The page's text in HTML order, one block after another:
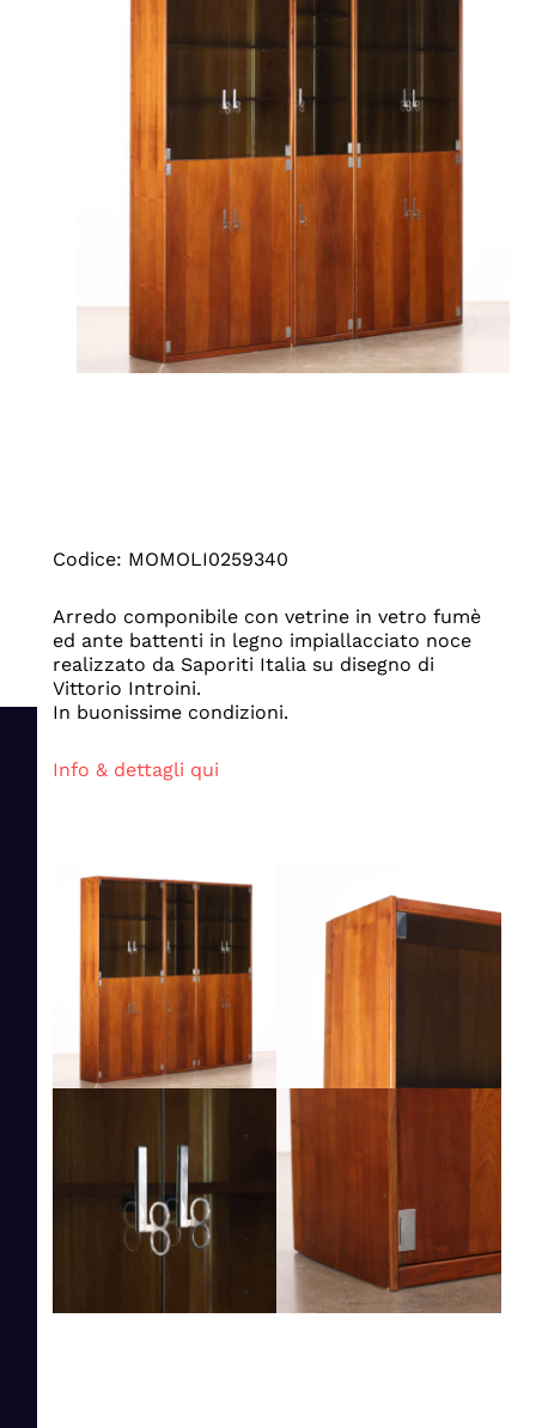
Codice: MOMOLI0259340
Arredo componibile con vetrine in vetro fumè
ed ante battenti in legno impiallacciato noce
realizzato da Saporiti Italia su disegno di
Vittorio Introini.
In buonissime condizioni.
Info & dettagli qui